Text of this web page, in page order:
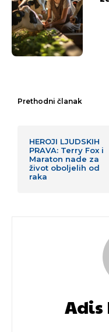
Prethodni članak
HEROJI LJUDSKIH
PRAVA: Terry Fox i
Maraton nade za
život oboljelih od
raka
Adis